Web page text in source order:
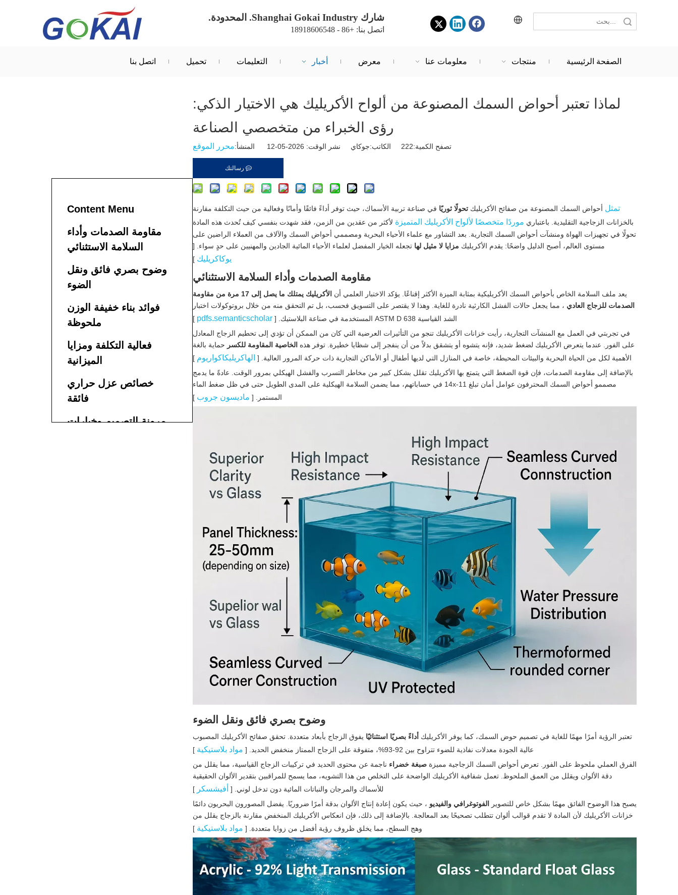
شارك Shanghai Gokai Industry. المحدودة.
اتصل بنا: +86 - 18918606548
الصفحة الرئيسية منتجات معلومات عنا معرض أخبار التعليمات تحميل اتصل بنا
لماذا تعتبر أحواض السمك المصنوعة من ألواح الأكريليك هي الاختيار الذكي:
رؤى الخبراء من متخصصي الصناعة
تصفح الكمية:222 الكاتب:جوكاي نشر الوقت: 2026-05-12 المنشأ: محرر الموقع
رسالتك
تمثل أحواض السمك المصنوعة من صفائح الأكريليك تحولًا ثوريًا في صناعة تربية الأسماك، حيث توفر أداءً فائقًا وأمانًا وفعالية من حيث التكلفة مقارنة
بالخزانات الزجاجية التقليدية. باعتباري موردًا متخصصًا لألواح الأكريليك المتميزة لأكثر من عقدين من الزمن، فقد شهدت بنفسي كيف تُحدث هذه المادة
تحولًا في تجهيزات الهواة ومنشآت أحواض السمك التجارية. بعد التشاور مع علماء الأحياء البحرية ومصممي أحواض السمك والآلاف من العملاء الراضين على
مستوى العالم، أصبح الدليل واضحًا: يقدم الأكريليك مزايا لا مثيل لها تجعله الخيار المفضل لعلماء الأحياء المائية الجادين والمهنيين على حدٍ سواء. [
يوكاكريليك ]
مقاومة الصدمات وأداء السلامة الاستثنائي
يعد ملف السلامة الخاص بأحواض السمك الأكريليكية بمثابة الميزة الأكثر إقناعًا. يؤكد الاختبار العلمي أن
الأكريليك يمتلك ما يصل إلى 17 مرة من مقاومة
الصدمات للزجاج العادي ، مما يجعل حالات الفشل الكارثية نادرة للغاية. وهذا لا يقتصر على التسويق فحسب، بل تم التحقق منه من خلال بروتوكولات اختبار
الشد القياسية ASTM D 638 المستخدمة في صناعة البلاستيك. [
pdfs.semanticscholar
]
في تجربتي في العمل مع المنشآت التجارية، رأيت خزانات الأكريليك تنجو من التأثيرات العرضية التي كان من الممكن أن تؤدي إلى تحطيم الزجاج المعادل
على الفور. عندما يتعرض الأكريليك لضغط شديد، فإنه يتشوه أو يتشقق بدلاً من أن ينفجر إلى شظايا خطيرة. توفر هذه الخاصية المقاومة للكسر حماية بالغة
الأهمية لكل من الحياة البحرية والبيئات المحيطة، خاصة في المنازل التي لديها أطفال أو الأماكن التجارية ذات حركة المرور العالية. [ الهاكريليكاكواريوم ]
بالإضافة إلى مقاومة الصدمات، فإن قوة الضغط التي يتمتع بها الأكريليك تقلل بشكل كبير من مخاطر التسرب والفشل الهيكلي بمرور الوقت. عادةً ما يدمج
مصممو أحواض السمك المحترفون عوامل أمان تبلغ 11-14x في حساباتهم، مما يضمن السلامة الهيكلية على المدى الطويل حتى في ظل ضغط الماء
المستمر. [ ماديسون جروب ]
وضوح بصري فائق ونقل الضوء
تعتبر الرؤية أمرًا مهمًا للغاية في تصميم حوض السمك، كما يوفر الأكريليك أداءً بصريًا استثنائيًا يفوق الزجاج بأبعاد متعددة. تحقق صفائح الأكريليك المصبوب
عالية الجودة معدلات نفاذية للضوء تتراوح بين 92-93%، متفوقة على الزجاج الممتاز منخفض الحديد. [
مواد بلاستيكية ]
الفرق العملي ملحوظ على الفور. تعرض أحواض السمك الزجاجية مميزة صبغة خضراء ناجمة عن محتوى الحديد في تركيبات الزجاج القياسية، مما يقلل من
دقة الألوان ويقلل من العمق الملحوظ. تعمل شفافية الأكريليك الواضحة على التخلص من هذا التشويه، مما يسمح للمراقبين بتقدير الألوان الحقيقية
للأسماك والمرجان والنباتات المائية دون تدخل لوني. [ أفيشسكر ]
يصبح هذا الوضوح الفائق مهمًا بشكل خاص للتصوير
الفوتوغرافي والفيديو ، حيث يكون إعادة إنتاج الألوان بدقة أمرًا ضروريًا. يفضل المصورون البحريون دائمًا
خزانات الأكريليك لأن المادة لا تقدم قوالب ألوان تتطلب تصحيحًا بعد المعالجة. بالإضافة إلى ذلك، فإن انعكاس الأكريليك المنخفض مقارنة بالزجاج يقلل من
وهج السطح، مما يخلق ظروف رؤية أفضل من زوايا متعددة. [ مواد بلاستيكية ]
Content Menu
مقاومة الصدمات وأداء
السلامة الاستثنائي
وضوح بصري فائق ونقل
الضوء
فوائد بناء خفيفة الوزن
ملحوظة
فعالية التكلفة ومزايا
الميزانية
خصائص عزل حراري
فائقة
مرونة التصميم وخيارات